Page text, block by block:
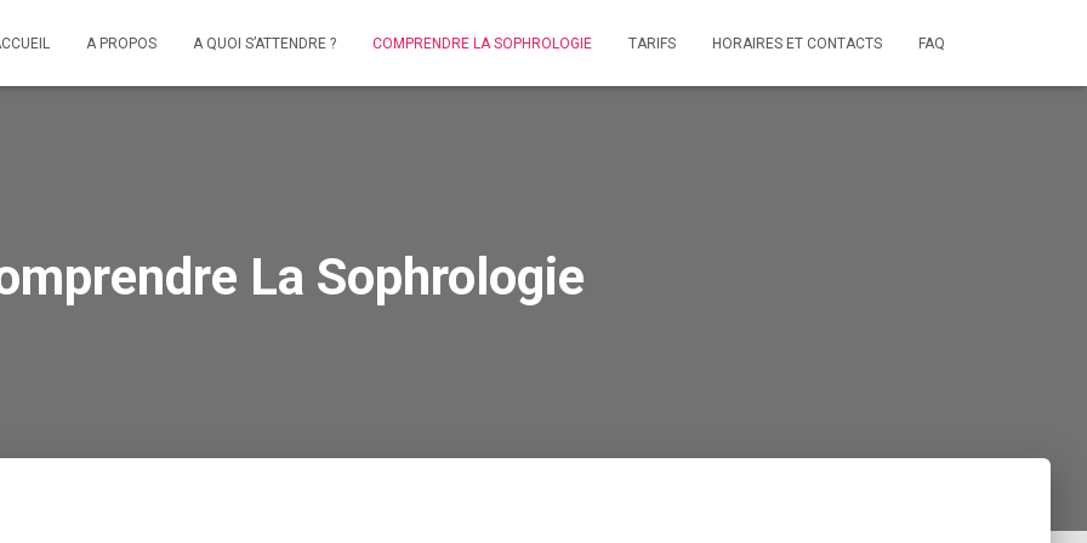
A PROPOS A QUOI S’ATTENDRE ? COMPRENDRE LA SOPHROLOGIE TARIFS HORAIRES ET CONTACTS FAQ
La Sophrologie